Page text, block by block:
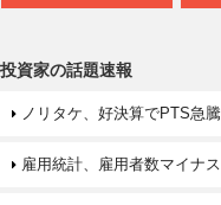
投資家の話題速報
ノリタケ、好決算でPTS急騰
雇用統計、雇用者数マイナス